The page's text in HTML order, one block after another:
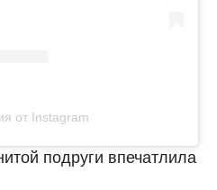
от Instagram
подруги впечатлила